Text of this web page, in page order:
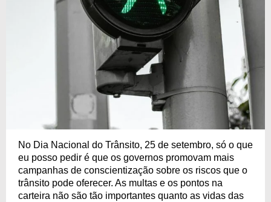
No Dia Nacional do Trânsito, 25 de setembro, só o que
eu posso pedir é que os governos promovam mais
campanhas de conscientização sobre os riscos que o
trânsito pode oferecer. As multas e os pontos na
carteira não são tão importantes quanto as vidas das